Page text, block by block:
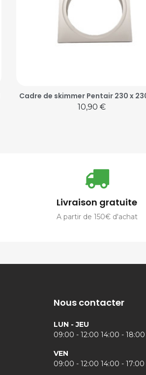
Cadre de skimmer Pentair 230 x
Prix
10,90 €
Livraison gratuite
A partir de 150€ d'achat
Nous contacter
LUN - JEU
09:00 - 12:00 14:00 - 18:00
VEN
09:00 - 12:00 14:00 - 17:00